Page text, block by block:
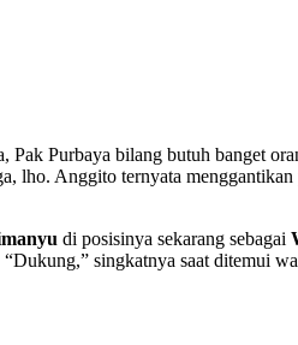
Purbaya bilang butuh banget
lho. Anggito ternyata menggantikan
di posisinya sekarang sebagai
“Dukung,” singkatnya saat ditemui